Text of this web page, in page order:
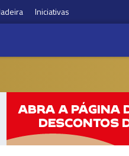
Iniciativas